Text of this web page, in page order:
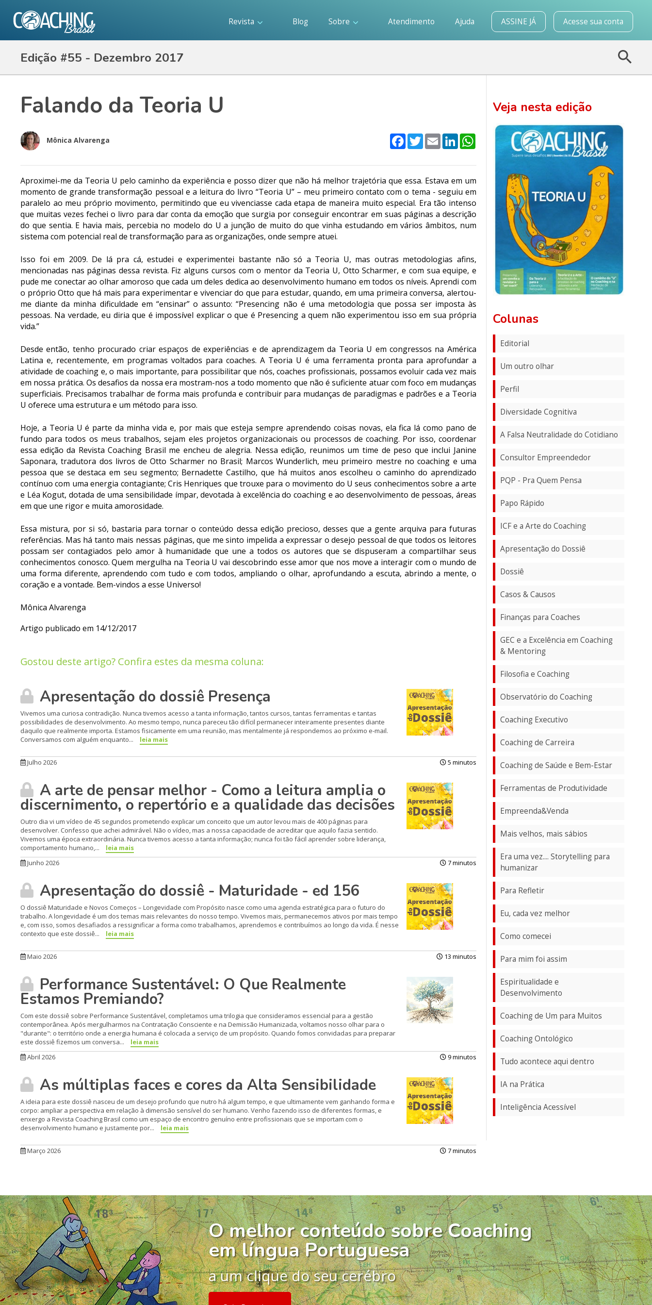
Revista Blog Sobre Atendimento Ajuda ASSINE JÁ Acesse sua conta
Edição #55 - Dezembro 2017
Falando da Teoria U
Mônica Alvarenga Facebook
TwitterEmailLinkedInWhatsApp
Aproximei-me da Teoria U pelo caminho da experiência e posso dizer que não há melhor trajetória que essa. Estava em um
momento de grande transformação pessoal e a leitura do livro “Teoria U” – meu primeiro contato com o tema - seguiu em
paralelo ao meu próprio movimento, permitindo que eu vivenciasse cada etapa de maneira muito especial. Era tão intenso
que muitas vezes fechei o livro para dar conta da emoção que surgia por conseguir encontrar em suas páginas a descrição
do que sentia. E havia mais, percebia no modelo do U a junção de muito do que vinha estudando em vários âmbitos, num
sistema com potencial real de transformação para as organizações, onde sempre atuei.
Isso foi em 2009. De lá pra cá, estudei e experimentei bastante não só a Teoria U, mas outras metodologias afins,
mencionadas nas páginas dessa revista. Fiz alguns cursos com o mentor da Teoria U, Otto Scharmer, e com sua equipe, e
pude me conectar ao olhar amoroso que cada um deles dedica ao desenvolvimento humano em todos os níveis. Aprendi com
o próprio Otto que há mais para experimentar e vivenciar do que para estudar, quando, em uma primeira conversa, alertou-
me diante da minha dificuldade em “ensinar” o assunto: “Presencing não é uma metodologia que possa ser imposta às
pessoas. Na verdade, eu diria que é impossível explicar o que é Presencing a quem não experimentou isso em sua própria
vida.”
Desde então, tenho procurado criar espaços de experiências e de aprendizagem da Teoria U em congressos na América
Latina e, recentemente, em programas voltados para coaches. A Teoria U é uma ferramenta pronta para aprofundar a
atividade de coaching e, o mais importante, para possibilitar que nós, coaches profissionais, possamos evoluir cada vez mais
em nossa prática. Os desafios da nossa era mostram-nos a todo momento que não é suficiente atuar com foco em mudanças
superficiais. Precisamos trabalhar de forma mais profunda e contribuir para mudanças de paradigmas e padrões e a Teoria
U oferece uma estrutura e um método para isso.
Hoje, a Teoria U é parte da minha vida e, por mais que esteja sempre aprendendo coisas novas, ela fica lá como pano de
fundo para todos os meus trabalhos, sejam eles projetos organizacionais ou processos de coaching. Por isso, coordenar
essa edição da Revista Coaching Brasil me encheu de alegria. Nessa edição, reunimos um time de peso que inclui Janine
Saponara, tradutora dos livros de Otto Scharmer no Brasil; Marcos Wunderlich, meu primeiro mestre no coaching e uma
pessoa que se destaca em seu segmento; Bernadette Castilho, que há muitos anos escolheu o caminho do aprendizado
contínuo com uma energia contagiante; Cris Henriques que trouxe para o movimento do U seus conhecimentos sobre a arte
e Léa Kogut, dotada de uma sensibilidade ímpar, devotada à excelência do coaching e ao desenvolvimento de pessoas, áreas
em que une rigor e muita amorosidade.
Essa mistura, por si só, bastaria para tornar o conteúdo dessa edição precioso, desses que a gente arquiva para futuras
referências. Mas há tanto mais nessas páginas, que me sinto impelida a expressar o desejo pessoal de que todos os leitores
possam ser contagiados pelo amor à humanidade que une a todos os autores que se dispuseram a compartilhar seus
conhecimentos conosco. Quem mergulha na Teoria U vai descobrindo esse amor que nos move a interagir com o mundo de
uma forma diferente, aprendendo com tudo e com todos, ampliando o olhar, aprofundando a escuta, abrindo a mente, o
coração e a vontade. Bem-vindos a esse Universo!
Mônica Alvarenga
Artigo publicado em 14/12/2017
Gostou deste artigo? Confira estes da mesma coluna:
Apresentação do dossiê Presença
Vivemos uma curiosa contradição. Nunca tivemos acesso a tanta informação, tantos cursos, tantas ferramentas e tantas
possibilidades de desenvolvimento. Ao mesmo tempo, nunca pareceu tão difícil permanecer inteiramente presentes diante
daquilo que realmente importa. Estamos fisicamente em uma reunião, mas mentalmente já respondemos ao próximo e-mail.
Conversamos com alguém enquanto...
leia mais
Julho 2026 5 minutos
A arte de pensar melhor - Como a leitura amplia o
discernimento, o repertório e a qualidade das decisões
Outro dia vi um vídeo de 45 segundos prometendo explicar um conceito que um autor levou mais de 400 páginas para
desenvolver. Confesso que achei admirável. Não o vídeo, mas a nossa capacidade de acreditar que aquilo fazia sentido.
Vivemos uma época extraordinária. Nunca tivemos acesso a tanta informação; nunca foi tão fácil aprender sobre liderança,
comportamento humano,...
leia mais
Junho 2026
7 minutos
Apresentação do dossiê - Maturidade - ed 156
O dossiê Maturidade e Novos Começos – Longevidade com Propósito nasce como uma agenda estratégica para o futuro do
trabalho. A longevidade é um dos temas mais relevantes do nosso tempo. Vivemos mais, permanecemos ativos por mais tempo
e, com isso, somos desafiados a ressignificar a forma como trabalhamos, aprendemos e contribuímos ao longo da vida. É nesse
contexto que este dossiê...
leia mais
Maio 2026 13 minutos
Performance Sustentável: O Que Realmente
Estamos Premiando?
Com este dossiê sobre Performance Sustentável, completamos uma trilogia que consideramos essencial para a gestão
contemporânea. Após mergulharmos na Contratação Consciente e na Demissão Humanizada, voltamos nosso olhar para o
"durante": o território onde a energia humana é colocada a serviço de um propósito. Quando fomos convidadas para preparar
este dossiê fizemos um conversa...
leia mais
Abril 2026
9 minutos
As múltiplas faces e cores da Alta Sensibilidade
A ideia para este dossiê nasceu de um desejo profundo que nutro há algum tempo, e que ultimamente vem ganhando forma e
corpo: ampliar a perspectiva em relação à dimensão sensível do ser humano. Venho fazendo isso de diferentes formas, e
enxergo a Revista Coaching Brasil como um espaço de encontro genuíno entre profissionais que se importam com o
desenvolvimento humano e justamente por...
leia mais
Março 2026 7 minutos
Veja nesta edição
Colunas
Editorial
Um outro olhar
Perfil
Diversidade Cognitiva
A Falsa Neutralidade do Cotidiano
Consultor Empreendedor
PQP - Pra Quem Pensa
Papo Rápido
ICF e a Arte do Coaching
Apresentação do Dossiê
Dossiê
Casos & Causos
Finanças para Coaches
GEC e a Excelência em Coaching
& Mentoring
Filosofia e Coaching
Observatório do Coaching
Coaching Executivo
Coaching de Carreira
Coaching de Saúde e Bem-Estar
Ferramentas de Produtividade
Empreenda&Venda
Mais velhos, mais sábios
Era uma vez.... Storytelling para
humanizar
Para Refletir
Eu, cada vez melhor
Como comecei
Para mim foi assim
Espiritualidade e
Desenvolvimento
Coaching de Um para Muitos
Coaching Ontológico
Tudo acontece aqui dentro
IA na Prática
Inteligência Acessível
O melhor conteúdo sobre Coaching
em língua Portuguesa
a um clique do seu cerébro